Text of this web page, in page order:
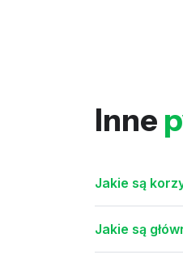
Inne
Jakie są
Jakie są